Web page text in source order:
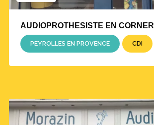
AUDIOPROTHESISTE EN CORNER
PEYROLLES EN PROVENCE CDI